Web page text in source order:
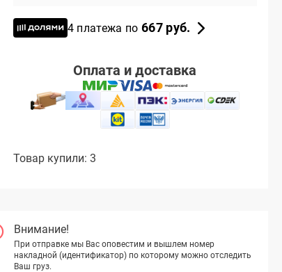
4 платежа по 667 руб.
Оплата и доставка
Товар купили: 3
Внимание!
При отправке мы Вас оповестим и вышлем номер
накладной (идентификатор) по которому можно отследить
Ваш груз.